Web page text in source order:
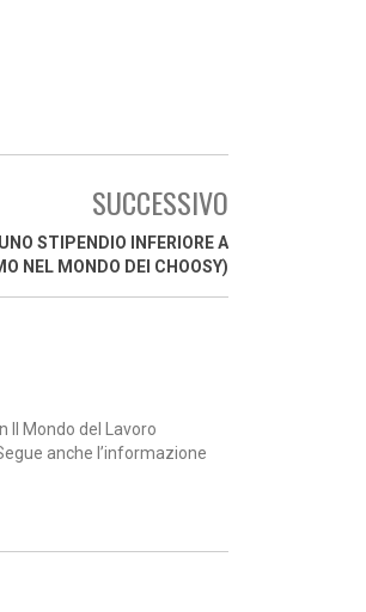
SUCCESSIVO
STIPENDIO INFERIORE A
NEL MONDO DEI CHOOSY)
Il Mondo del Lavoro
anche l’informazione